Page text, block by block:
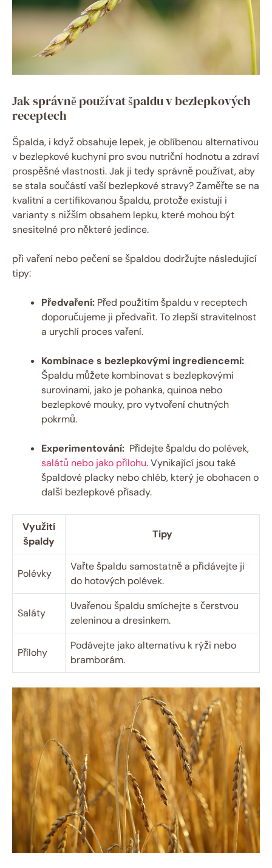
Jak‍ správně ⁢používat špaldu v bezlepkových
⁢receptech
Špalda, i když obsahuje​ lepek, je oblíbenou alternativou⁢
v bezlepkové kuchyni pro svou⁤ nutriční ‍hodnotu a zdraví⁣
prospěšné⁣ vlastnosti. Jak ji‍ tedy správně používat, ‌aby‌
se stala součástí vaší bezlepkové stravy? Zaměřte ⁣se⁢ na
​kvalitní a certifikovanou špaldu, ⁢protože existují⁣ i
varianty s nižším obsahem lepku, ​které mohou být
‍snesitelné pro ⁢některé jedince.
při ‍vaření ⁤nebo pečení⁢ se ‌špaldou⁢ dodržujte ​následující
⁤tipy:
Předvaření: Před použitím⁢ špaldu ‌v receptech
doporučujeme ji předvařit. To zlepší stravitelnost
⁤a urychlí proces vaření.
Kombinace s ​bezlepkovými ingrediencemi:
Špaldu‍ můžete kombinovat s ‍bezlepkovými
surovinami, jako je pohanka, ⁣quinoa nebo
bezlepkové ⁣mouky, pro vytvoření chutných
pokrmů.
Experimentování: ⁢ Přidejte špaldu do polévek,
salátů nebo jako přílohu. Vynikající jsou také‍
špaldové placky​ nebo ⁢chléb, který je⁤ obohacen⁢ o
⁤další⁢ bezlepkové přísady.
Využití
špaldy
Tipy
Polévky
Vařte špaldu samostatně⁢ a​ přidávejte ji
do hotových polévek.
Saláty
Uvařenou špaldu smíchejte ‌s čerstvou
zeleninou a dresinkem.
Přílohy
Podávejte⁢ jako alternativu k ​rýži nebo
bramborám.